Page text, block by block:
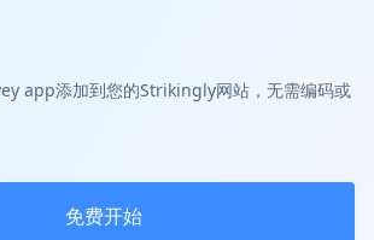
app添加到您的Strikingly网站，无需编码或
免费开始